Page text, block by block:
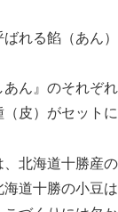
ばれる餡（あん
あん』のそれぞ
皮）がセット
、北海道十勝産
道十勝の小豆